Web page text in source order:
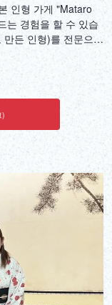
인형 가게 "Mataro
는 경험을 할 수 있습
든 인형)를 전문으로
있습니다. 에도 겐
진 키메코미 닌교
형은 예술 작품으로
한 부적 역할도 합니
가 담긴 인형 만들기
)